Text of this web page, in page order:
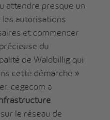
attendre presque un
autorisations
et commencer
du
de Waldbillig qui
cette démarche »
cegecom a
le réseau de